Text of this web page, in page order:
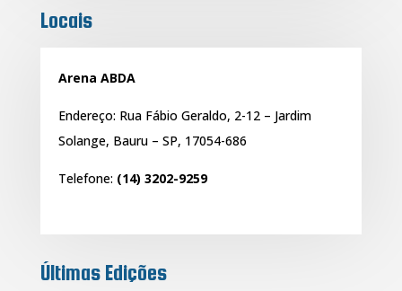
Locais
Arena ABDA
Endereço: Rua Fábio Geraldo, 2-12 – Jardim
Solange, Bauru – SP, 17054-686
Telefone: (14) 3202-9259
Últimas Edições